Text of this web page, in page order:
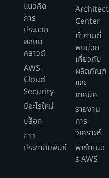
แนวคิด
การ
ประมวล
ผลบน
คลาวด์
AWS
Cloud
Security
มีอะไรใหม่
บล็อก
ข่าว
ประชาสัมพันธ์
Center
คำถามที่
พบบ่อย
เกี่ยวกับ
ผลิตภัณฑ์
และ
เทคนิค
รายงาน
การ
วิเคราะห์
พาร์ทเนอ
ร์ AWS